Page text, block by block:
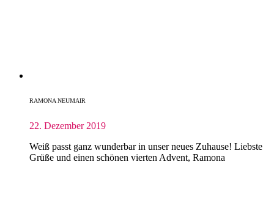
RAMONA NEUMAIR
22. Dezember 2019
Weiß passt ganz wunderbar in unser neues Zuhause! Liebste
Grüße und einen schönen vierten Advent, Ramona